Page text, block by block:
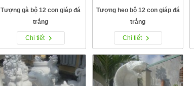
Tượng gà bộ 12 con giáp đá
trắng
Chi tiết
Tượng heo bộ 12 con giáp đá
trắng
Chi tiết